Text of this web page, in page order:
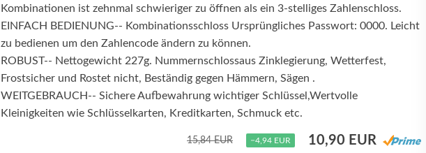
Kombinationen ist zehnmal schwieriger zu öffnen als ein 3-stelliges Zahlenschloss.
EINFACH BEDIENUNG-- Kombinationsschloss Ursprüngliches Passwort: 0000. Leicht
zu bedienen um den Zahlencode ändern zu können.
ROBUST-- Nettogewicht 227g. Nummernschloss​aus Zinklegierung, Wetterfest,
Frostsicher und Rostet nicht, Beständig gegen Hämmern, Sägen .
WEITGEBRAUCH-- Sichere Aufbewahrung wichtiger Schlüssel,Wertvolle
Kleinigkeiten wie Schlüsselkarten, Kreditkarten, Schmuck etc.
15,84 EUR −4,94 EUR 10,90 EUR